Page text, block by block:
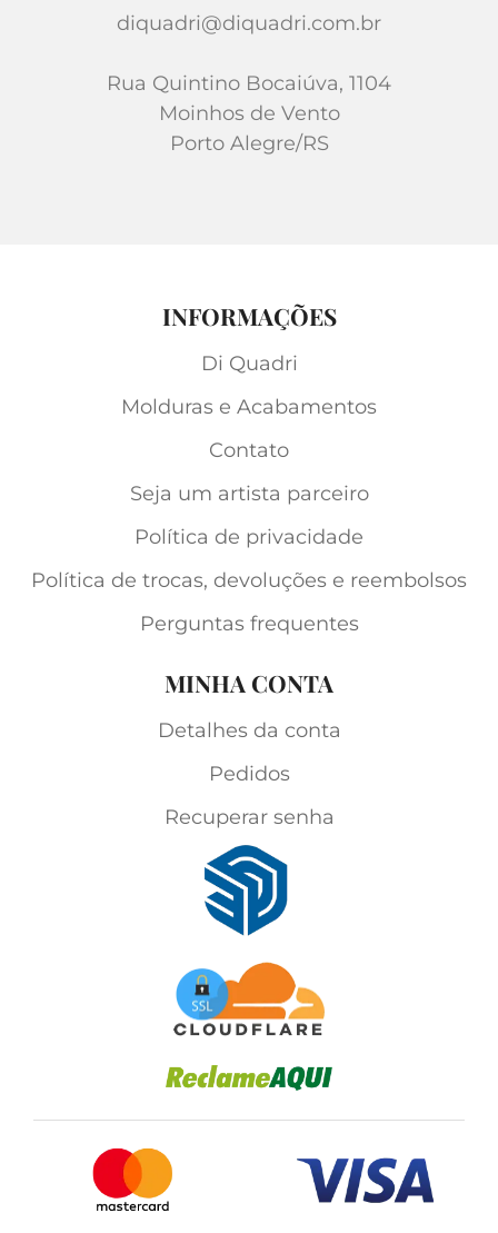
diquadri@diquadri.com.br
Rua Quintino Bocaiúva, 1104
Moinhos de Vento
Porto Alegre/RS
INFORMAÇÕES
Di Quadri
Molduras e Acabamentos
Contato
Seja um artista parceiro
Política de privacidade
Política de trocas, devoluções e reembolsos
Perguntas frequentes
MINHA CONTA
Detalhes da conta
Pedidos
Recuperar senha